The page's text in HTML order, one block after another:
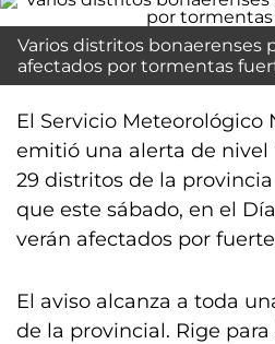
Varios distritos bonaerenses
afectados por tormentas
El Servicio Meteorológico
emitió una alerta de nivel
29 distritos de la
que este sábado, en el
verán afectados por
El aviso alcanza a toda
de la provincial. Rige